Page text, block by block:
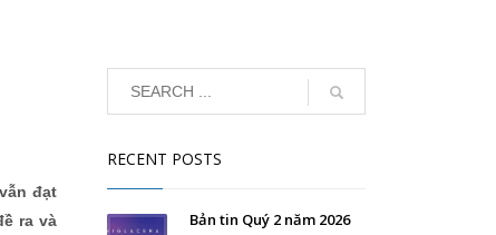
đạt
ra và
RECENT POSTS
Bản tin Quý 2 năm 2026